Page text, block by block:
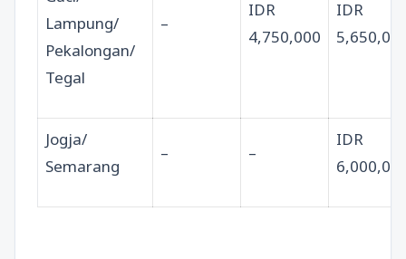
Lampung/
Pekalongan/
Tegal
–
IDR
4,750,000
IDR
Jogja/
Semarang
– –
IDR